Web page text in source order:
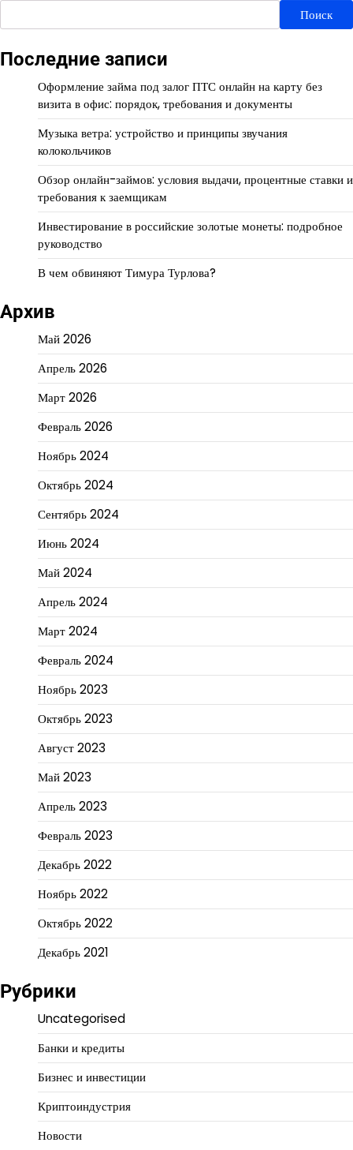
Поиск
Последние записи
Оформление займа под залог ПТС онлайн на карту без
визита в офис: порядок, требования и документы
Музыка ветра: устройство и принципы звучания
колокольчиков
Обзор онлайн-займов: условия выдачи, процентные ставки и
требования к заемщикам
Инвестирование в российские золотые монеты: подробное
руководство
В чем обвиняют Тимура Турлова?
Архив
Май 2026
Апрель 2026
Март 2026
Февраль 2026
Ноябрь 2024
Октябрь 2024
Сентябрь 2024
Июнь 2024
Май 2024
Апрель 2024
Март 2024
Февраль 2024
Ноябрь 2023
Октябрь 2023
Август 2023
Май 2023
Апрель 2023
Февраль 2023
Декабрь 2022
Ноябрь 2022
Октябрь 2022
Декабрь 2021
Рубрики
Uncategorised
Банки и кредиты
Бизнес и инвестиции
Криптоиндустрия
Новости